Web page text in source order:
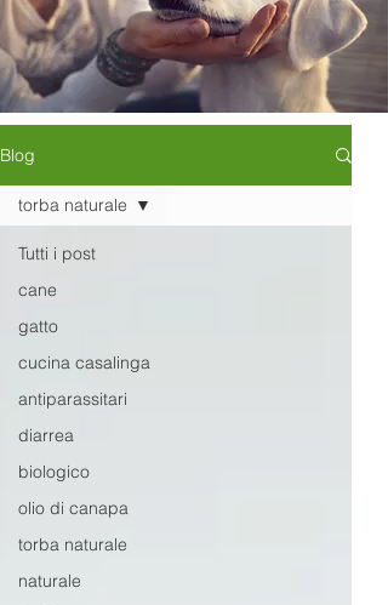
Blog
Tutti i post
cane
gatto
cucina casalinga
antiparassitari
diarrea
biologico
olio di canapa
torba naturale
naturale
torba naturale